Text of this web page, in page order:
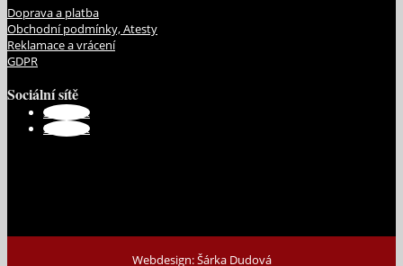
Doprava a platba
Obchodní podmínky, Atesty
Reklamace a vrácení
GDPR
Sociální sítě
Sledovat
Sledovat
Webdesign: Šárka Dudová